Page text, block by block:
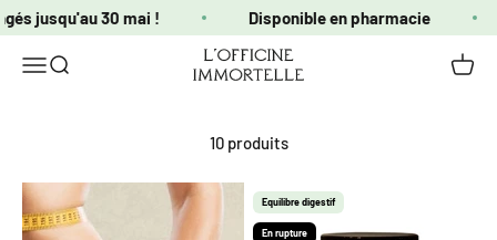
Passer au contenu
jusqu'au 30 mai ! Disponible en pharmacie
Ouvrir la navigation
Ouvrir la recherche Officine Immortelle Voir
10 produits
Equilibre digestif
En rupture